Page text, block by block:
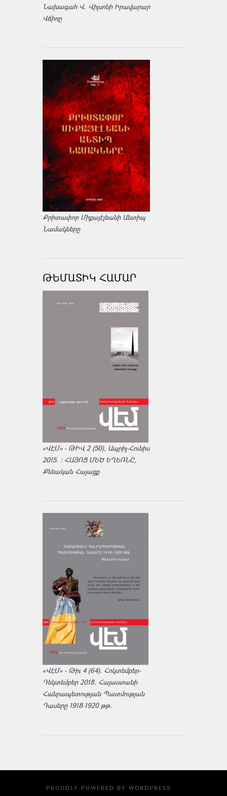
Նախագահ Վ. Վիլսոնի Իրավարար
Վճիռը
Քրիտափոր Միքայէլեանի Անտիպ
Նամակները
ԹԵՄԱՏԻԿ ՀԱՄԱՐ
«ՎԷՄ» - ԹԻՎ 2 (50), Ապրիլ-Հունիս
2015. : ՀԱՅՈՑ ՄԵԾ ԵՂԵՌՆԸ,
Քննական Հայացք
«ՎԷՄ» - Թիւ 4 (64). Հոկտեմբեր-
Դեկտեմբեր 2018. Հայաստանի
Հանրապետության Պատմության
Դասերը 1918-1920 թթ.
PROUDLY POWERED BY WORDPRESS
·